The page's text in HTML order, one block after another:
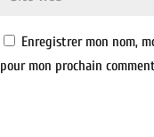
Enregistrer mon nom,
pour mon prochain